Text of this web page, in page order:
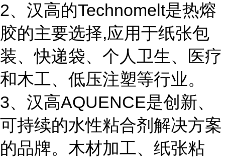
2、汉高的Technomelt是热熔
胶的主要选择,应用于纸张包
装、快递袋、个人卫生、医疗
和木工、低压注塑等行业。
3、汉高AQUENCE是创新、
可持续的水性粘合剂解决方案
的品牌。木材加工、纸张粘